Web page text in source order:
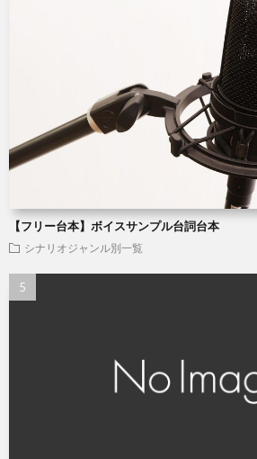
【フリー台本】ボイスサンプル台詞台本
シナリオジャンル別一覧